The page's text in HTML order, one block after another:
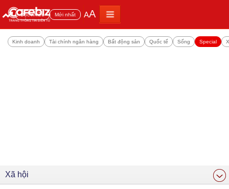
Đọc nhiều Mới nhất AA
Kinh doanh Tài chính ngân hàng Bất động sản Quốc tế Sống Special
Xã hội